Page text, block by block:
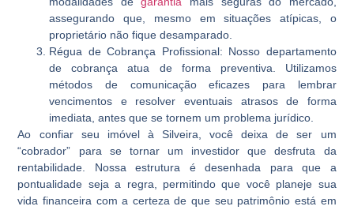
assegurando que, mesmo em situações atípicas, o
proprietário não fique desamparado.
Régua de Cobrança Profissional: Nosso departamento
de cobrança atua de forma preventiva. Utilizamos
métodos de comunicação eficazes para lembrar
vencimentos e resolver eventuais atrasos de forma
imediata, antes que se tornem um problema jurídico.
Ao confiar seu imóvel à Silveira, você deixa de ser um
“cobrador” para se tornar um investidor que desfruta da
rentabilidade. Nossa estrutura é desenhada para que a
pontualidade seja a regra, permitindo que você planeje sua
vida financeira com a certeza de que seu patrimônio está em